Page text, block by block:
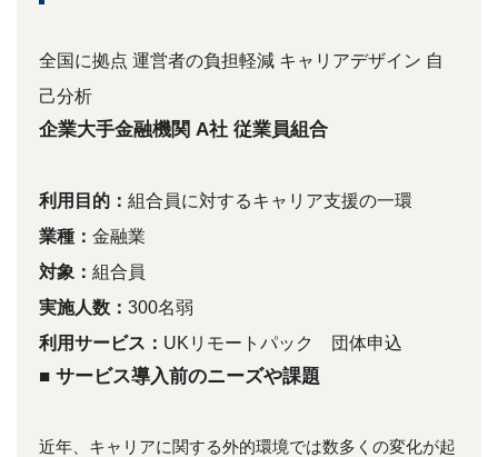
全国に拠点 運営者の負担軽減 キャリアデザイン 自
己分析
企業大手金融機関 A社 従業員組合
利用目的： 組合員に対するキャリア支援の一環
業種： 金融業
対象： 組合員
実施人数： 300名弱
利用サービス： UKリモートパック 団体申込
■ サービス導入前のニーズや課題
近年、キャリアに関する外的環境では数多くの変化が起